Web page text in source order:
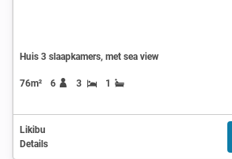
Huis 3 slaapkamers, met sea view
76m² 6 3 1
Likibu
Details